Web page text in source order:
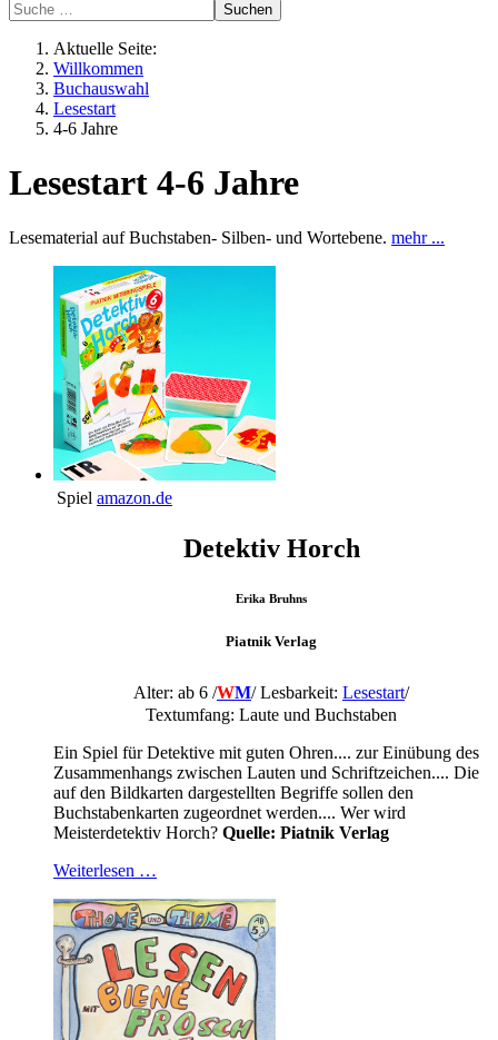
Suchen
Aktuelle Seite:
Willkommen
Buchauswahl
Lesestart
4-6 Jahre
Lesestart 4-6 Jahre
Lesematerial auf Buchstaben- Silben- und Wortebene. mehr ...
Spiel amazon.de
Detektiv Horch
Erika Bruhns
Piatnik Verlag
Alter: ab 6 /WM/Lesbarkeit: Lesestart/
Textumfang: Laute und Buchstaben
Ein Spiel für Detektive mit guten Ohren.... zur Einübung des
Zusammenhangs zwischen Lauten und Schriftzeichen.... Die
auf den Bildkarten dargestellten Begriffe sollen den
Buchstabenkarten zugeordnet werden.... Wer wird
Meisterdetektiv Horch? Quelle: Piatnik Verlag
Weiterlesen …